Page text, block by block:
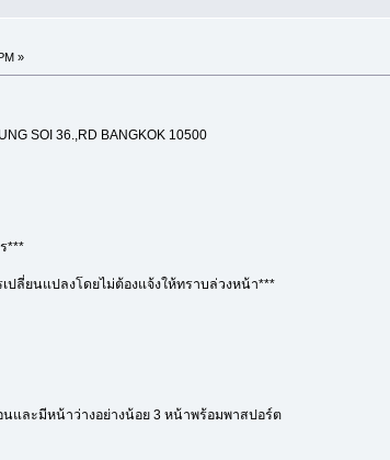
»
SOI 36.,RD BANGKOK 10500
***
ปลี่ยนแปลงโดยไม่ต้องแจ้งให้ทราบล่วงหน้า***
นและมีหน้าว่างอย่างน้อย 3 หน้าพร้อมพาสปอร์ต